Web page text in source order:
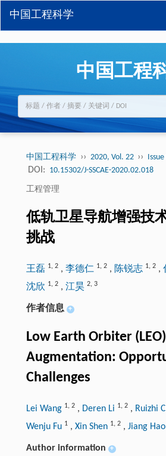
中国工程科学
中国工程
中国工程科学 ›› 2020, Vol. 22 ›› Issue
DOI: 10.15302/J-SSCAE-2020.02.018
工程管理
低轨卫星导航增强技
挑战
王磊 1, 2, 李德仁 1, 2, 陈锐志 1, 2,
沈欣 1, 2, 江昊 2, 3
作者信息 +
Low Earth Orbiter
Augmentation:
Challenges
Lei Wang 1, 2, Deren Li 1, 2, Ruizhi
Wenju Fu 1, Xin Shen 1, 2, Jiang
Author information +